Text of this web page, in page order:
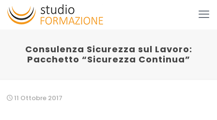
Consulenza Sicurezza sul Lavoro:
Pacchetto “Sicurezza Continua”
11 Ottobre 2017